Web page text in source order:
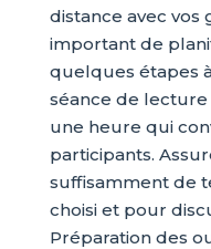
distance avec vos
important de
quelques étapes
séance de lecture
une heure qui
participants.
suffisamment de
choisi et pour
Préparation des